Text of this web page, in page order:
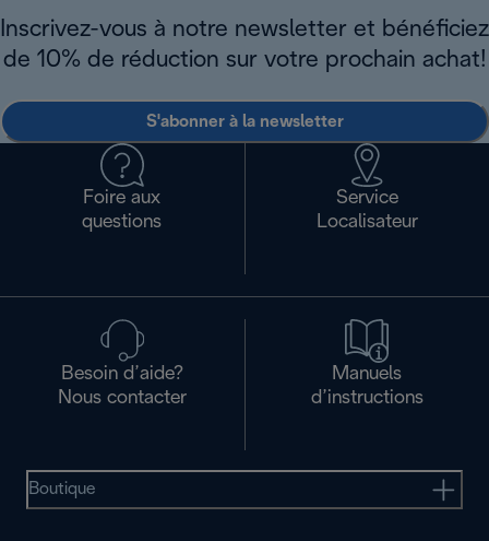
Inscrivez-vous à notre newsletter et bénéficiez
de 10% de réduction sur votre prochain achat!
S'abonner à la newsletter
Foire aux
questions
Service
Localisateur
Besoin d’aide?
Nous contacter
Manuels
d’instructions
Boutique